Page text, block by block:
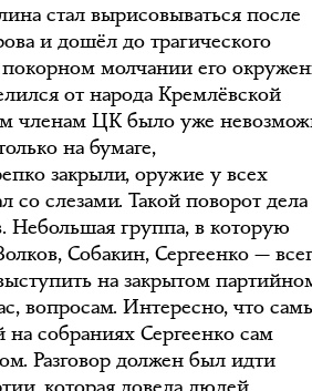
стал вырисовываться после
и дошёл до трагического
молчании его
от народа Кремлёвской
членам ЦК было уже
на бумаге,
закрыли, оружие у всех
со слезами. Такой поворот дела
Небольшая группа, в которую
Собакин, Сергеенко —
на закрытом
вопросам. Интересно, что
собраниях Сергеенко сам
Разговор должен был идти